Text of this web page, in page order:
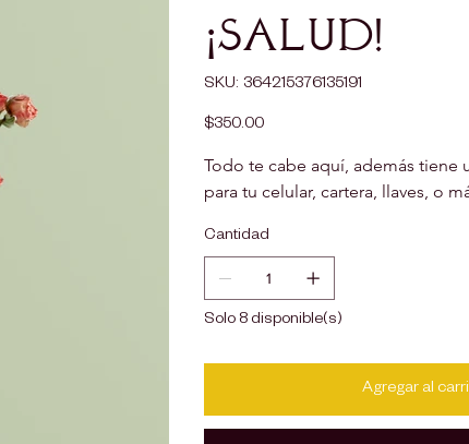
¡Salud!
SKU: SKU
364215376135191
Precio
$350.00
Todo te cabe aquí, además tiene
para tu celular, cartera, llaves, o
Cantidad
Solo 8 disponible(s)
Agregar al